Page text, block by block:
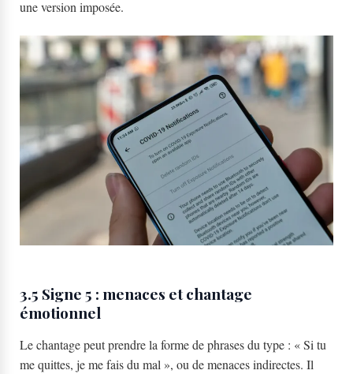
une version imposée.
3.5 Signe 5 : menaces et chantage
émotionnel
Le chantage peut prendre la forme de phrases du type : « Si tu
me quittes, je me fais du mal », ou de menaces indirectes. Il